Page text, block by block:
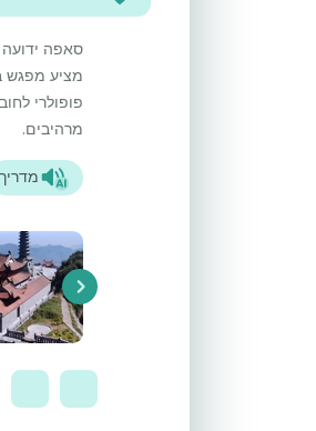
סאפה ידועה
מציע מפגש
פופולרי
מרהיבים.
מדריך
Next